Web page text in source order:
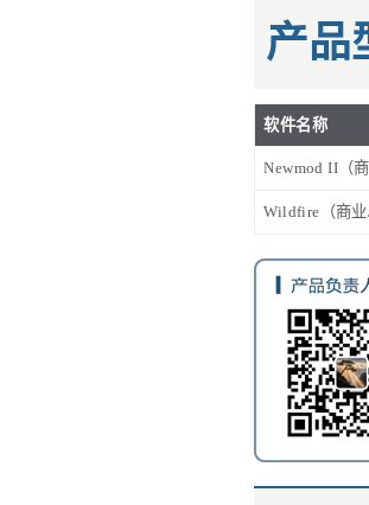
产品
软件名称
Newmod II（
Wildfire（商